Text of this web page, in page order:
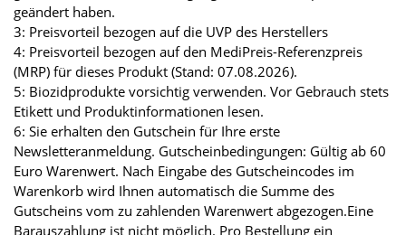
geändert haben.
3: Preisvorteil bezogen auf die UVP des Herstellers
4: Preisvorteil bezogen auf den MediPreis-Referenzpreis
(MRP) für dieses Produkt (Stand: 07.08.2026).
5: Biozidprodukte vorsichtig verwenden. Vor Gebrauch stets
Etikett und Produktinformationen lesen.
6: Sie erhalten den Gutschein für Ihre erste
Newsletteranmeldung. Gutscheinbedingungen: Gültig ab 60
Euro Warenwert. Nach Eingabe des Gutscheincodes im
Warenkorb wird Ihnen automatisch die Summe des
Gutscheins vom zu zahlenden Warenwert abgezogen.Eine
Barauszahlung ist nicht möglich. Pro Bestellung ein